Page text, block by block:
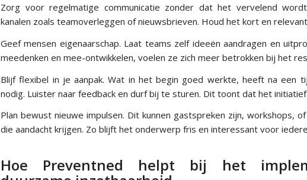
Zorg voor regelmatige communicatie zonder dat het vervelend
kanalen zoals teamoverleggen of nieuwsbrieven. Houd het kort en
Geef mensen eigenaarschap. Laat teams zelf ideeën aandragen en
meedenken en mee-ontwikkelen, voelen ze zich meer betrokken bij het
Blijf flexibel in je aanpak. Wat in het begin goed werkte, heeft na een
nodig. Luister naar feedback en durf bij te sturen. Dit toont dat het
Plan bewust nieuwe impulsen. Dit kunnen gastspreken zijn, workshops,
die aandacht krijgen. Zo blijft het onderwerp fris en interessant voor
Hoe Preventned helpt bij het